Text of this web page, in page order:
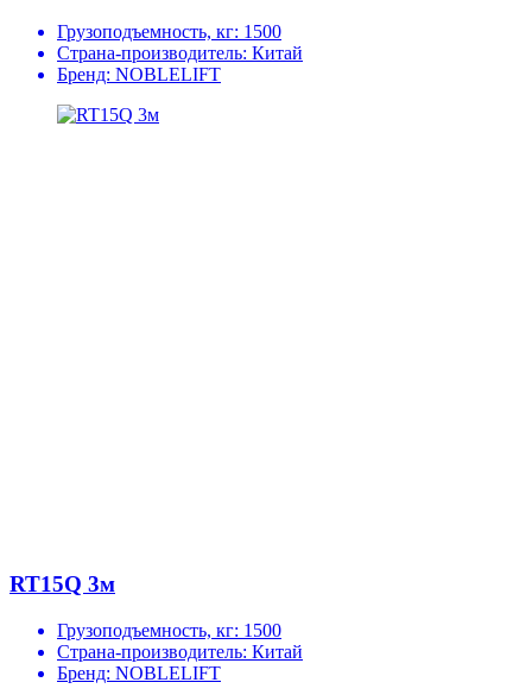
Грузоподъемность, кг: 1500
Страна-производитель: Китай
Бренд: NOBLELIFT
RT15Q 3м
Грузоподъемность, кг: 1500
Страна-производитель: Китай
Бренд: NOBLELIFT